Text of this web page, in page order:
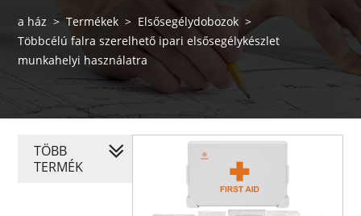
a ház > Termékek > Elsősegélydobozok >
Többcélú falra szerelhető ipari elsősegélykészlet
munkahelyi használatra
TÖBB
TERMÉK